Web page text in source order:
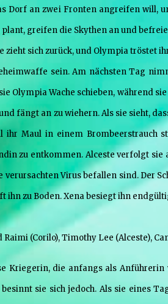
Dorf an zwei Fronten angreifen will,
greifen die Skythen an und
zieht sich zurück, und Olympia tröstet
sein. Am nächsten Tag
Olympia Wache schieben, während
fängt an zu wiehern. Als sie sieht,
ihr Maul in einem Brombeerstrauch
zu entkommen. Alceste verfolgt
verursachten Virus befallen sind. Der
ihn zu Boden. Xena besiegt ihn
(Corilo), Timothy Lee (Alceste),
Kriegerin, die anfangs als
sie sich jedoch. Als sie eines